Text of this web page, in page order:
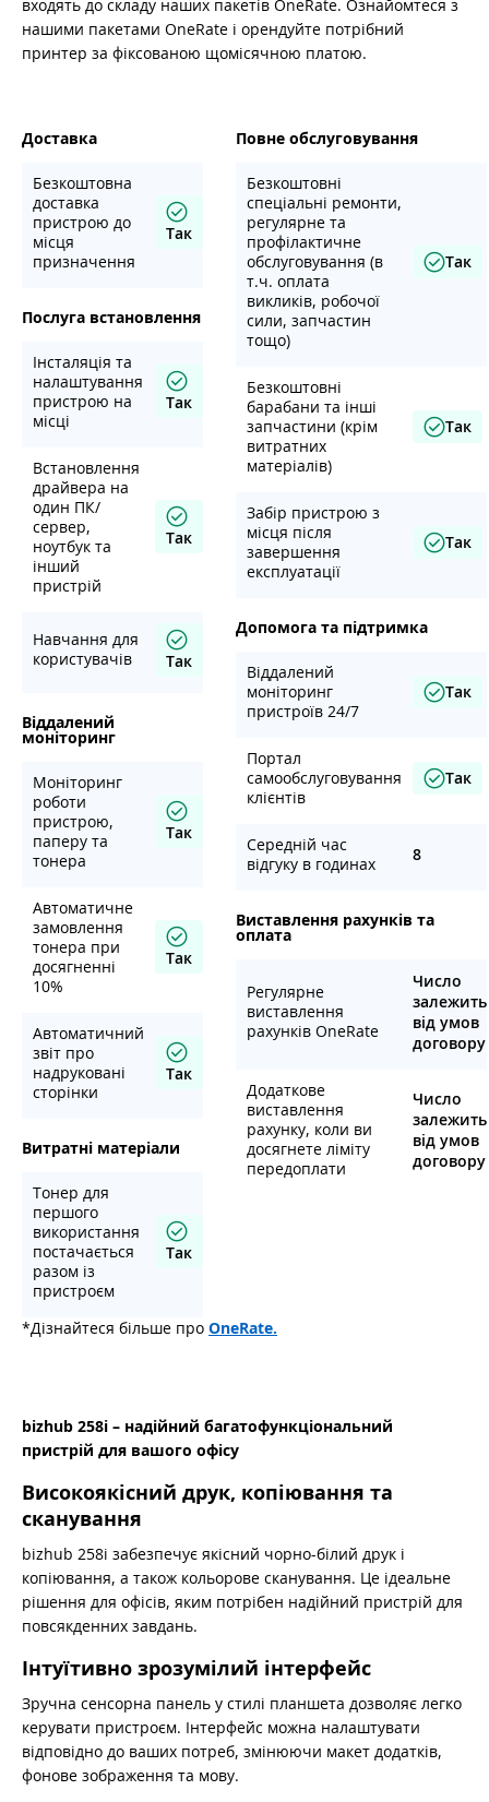
входять до складу наших пакетів OneRate. Ознайомтеся з
нашими пакетами OneRate і орендуйте потрібний
принтер за фіксованою щомісячною платою.
Доставка
Безкоштовна
доставка
пристрою до
місця
призначення
Так
Послуга встановлення
Інсталяція та
налаштування
пристрою на
місці
Так
Встановлення
драйвера на
один ПК/
сервер,
ноутбук та
інший
пристрій
Так
Навчання для
користувачів
Так
Віддалений
моніторинг
Моніторинг
роботи
пристрою,
паперу та
тонера
Так
Автоматичне
замовлення
тонера при
досягненні
10%
Так
Автоматичний
звіт про
надруковані
сторінки
Так
Витратні матеріали
Тонер для
першого
використання
постачається
разом із
пристроєм
Так
Повне обслуговування
Безкоштовні
спеціальні ремонти,
регулярне та
профілактичне
обслуговування (в
т.ч. оплата
викликів, робочої
сили, запчастин
тощо)
Так
Безкоштовні
барабани та інші
запчастини (крім
витратних
матеріалів)
Так
Забір пристрою з
місця після
завершення
експлуатації
Так
Допомога та підтримка
Віддалений
моніторинг
пристроїв 24/7
Так
Портал
самообслуговування
клієнтів
Так
Середній час
відгуку в годинах
8
Виставлення рахунків та
оплата
Регулярне
виставлення
рахунків OneRate
Число
залежить
від умов
договору
Додаткове
виставлення
рахунку, коли ви
досягнете ліміту
передоплати
Число
залежить
від умов
договору
*Дізнайтеся більше про OneRate.
bizhub 258i – надійний багатофункціональний
пристрій для вашого офісу
Високоякісний друк, копіювання та
сканування
bizhub 258i забезпечує якісний чорно-білий друк і
копіювання, а також кольорове сканування. Це ідеальне
рішення для офісів, яким потрібен надійний пристрій для
повсякденних завдань.
Інтуїтивно зрозумілий інтерфейс
Зручна сенсорна панель у стилі планшета дозволяє легко
керувати пристроєм. Інтерфейс можна налаштувати
відповідно до ваших потреб, змінюючи макет додатків,
фонове зображення та мову.